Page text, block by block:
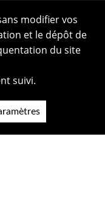
modifier vos
et le dépôt de
du site
suivi.